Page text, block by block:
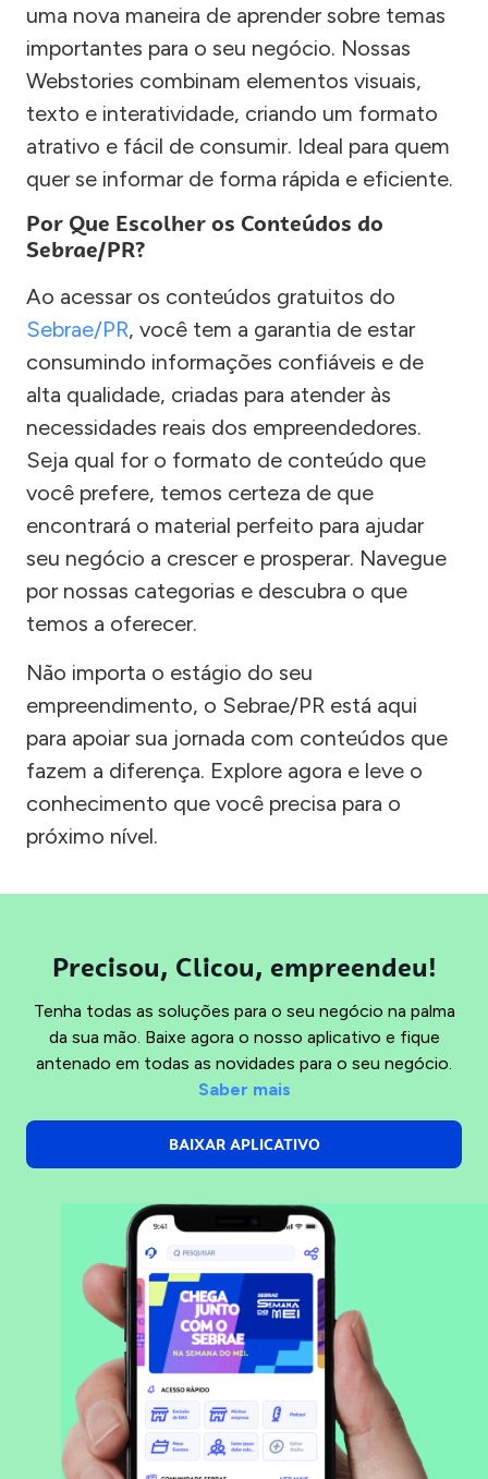
uma nova maneira de aprender sobre temas
importantes para o seu negócio. Nossas
Webstories combinam elementos visuais,
texto e interatividade, criando um formato
atrativo e fácil de consumir. Ideal para quem
quer se informar de forma rápida e eficiente.
Por Que Escolher os Conteúdos do
Sebrae/PR?
Ao acessar os conteúdos gratuitos do
Sebrae/PR, você tem a garantia de estar
consumindo informações confiáveis e de
alta qualidade, criadas para atender às
necessidades reais dos empreendedores.
Seja qual for o formato de conteúdo que
você prefere, temos certeza de que
encontrará o material perfeito para ajudar
seu negócio a crescer e prosperar. Navegue
por nossas categorias e descubra o que
temos a oferecer.
Não importa o estágio do seu
empreendimento, o Sebrae/PR está aqui
para apoiar sua jornada com conteúdos que
fazem a diferença. Explore agora e leve o
conhecimento que você precisa para o
próximo nível.
Precisou, Clicou, empreendeu!
Tenha todas as soluções para o seu negócio na palma
da sua mão. Baixe agora o nosso aplicativo e fique
antenado em todas as novidades para o seu negócio.
Saber mais
BAIXAR APLICATIVO